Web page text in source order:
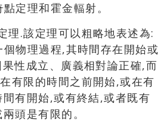
定理和霍金輻射。
理.該定理可以粗略地表述為:
物理過程,其時間存在開始或
性成立、廣義相對論正確,而
有限的時間之前開始,或在有
有開始,或有終結,或者既有
頭是有限的。